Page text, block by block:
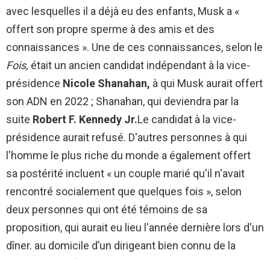
avec lesquelles il a déjà eu des enfants, Musk a «
offert son propre sperme à des amis et des
connaissances ». Une de ces connaissances, selon le
Fois, était un ancien candidat indépendant à la vice-
présidence Nicole Shanahan, à qui Musk aurait offert
son ADN en 2022 ; Shanahan, qui deviendra par la
suite Robert F. Kennedy Jr.Le candidat à la vice-
présidence aurait refusé. D'autres personnes à qui
l'homme le plus riche du monde a également offert
sa postérité incluent « un couple marié qu'il n'avait
rencontré socialement que quelques fois », selon
deux personnes qui ont été témoins de sa
proposition, qui aurait eu lieu l'année dernière lors d'un
dîner. au domicile d’un dirigeant bien connu de la